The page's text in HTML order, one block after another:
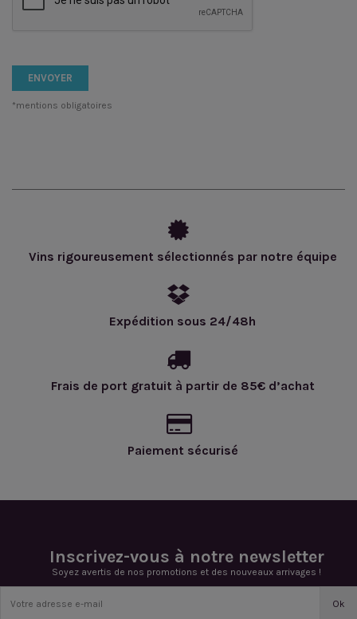
*mentions obligatoires
Vins rigoureusement sélectionnés par notre équipe
Expédition sous 24/48h
Frais de port gratuit à partir de 85€ d’achat
Paiement sécurisé
Inscrivez-vous à notre newsletter
Soyez avertis de nos promotions et des nouveaux arrivages !